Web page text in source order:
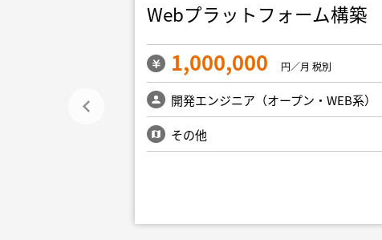
プン・WEB系）
Webプラットフォーム構築
1,000,000 円／月 税別
開発エンジニア（オープン・WEB系）
その他